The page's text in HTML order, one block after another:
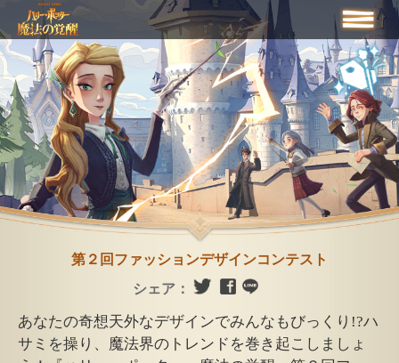
第２回ファッションデザインコンテスト
シェア：
あなたの奇想天外なデザインでみんなもびっくり!?ハ
サミを操り、魔法界のトレンドを巻き起こしましょ